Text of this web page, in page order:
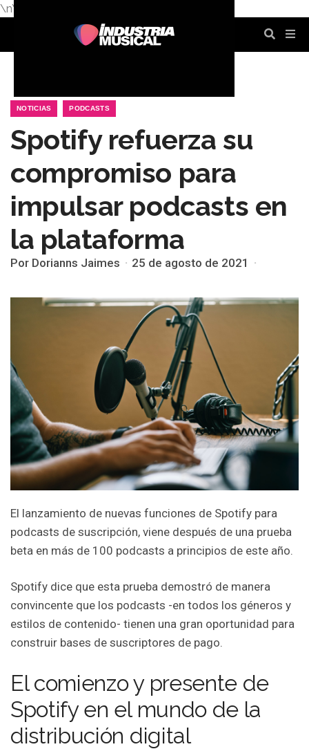
\n\n
NOTICIAS PODCASTS
Spotify refuerza su
compromiso para
impulsar podcasts en
la plataforma
Por Dorianns Jaimes 25 de agosto de 2021
El lanzamiento de nuevas funciones de Spotify para
podcasts de suscripción, viene después de una prueba
beta en más de 100 podcasts a principios de este año.
Spotify dice que esta prueba demostró de manera
convincente que los podcasts -en todos los géneros y
estilos de contenido- tienen una gran oportunidad para
construir bases de suscriptores de pago.
El comienzo y presente de
Spotify en el mundo de la
distribución digital